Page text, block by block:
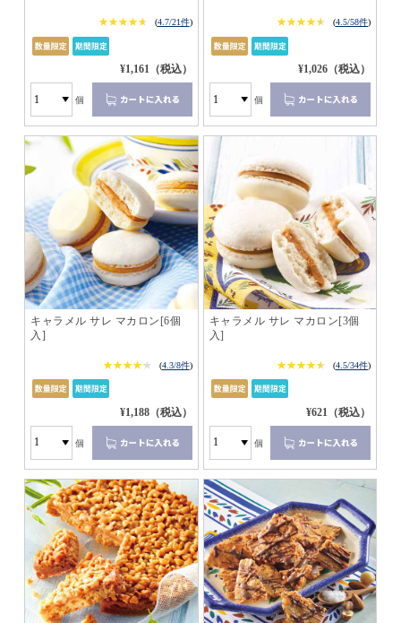
★★★★★
★★★★★ (4.7/21件)
¥1,161（税込）
個
★★★★★
★★★★★ (4.5/58件)
¥1,026（税込）
個
キャラメル サレ マカロン[6個
入]
★★★★★
★★★★★ (4.3/8件)
¥1,188（税込）
個
キャラメル サレ マカロン[3個
入]
★★★★★
★★★★★ (4.5/34件)
¥621（税込）
個